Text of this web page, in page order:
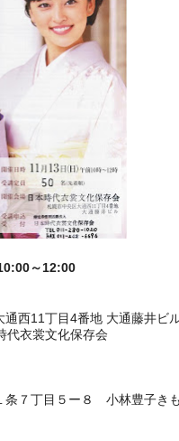
～12:00
西11丁目4番地 大通藤井ビ
衣裳文化保存会
７丁目５ー８ 小林豊子きも